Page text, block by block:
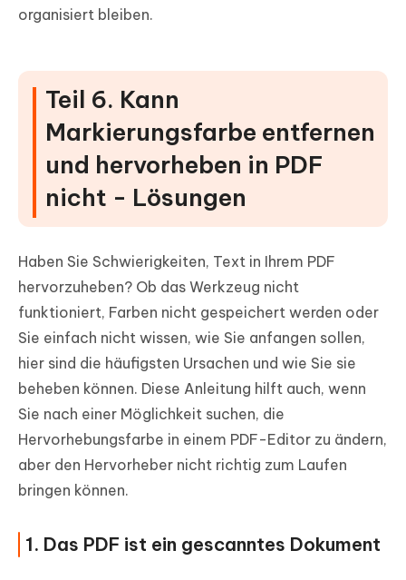
organisiert bleiben.
Teil 6. Kann
Markierungsfarbe entfernen
und hervorheben in PDF
nicht - Lösungen
Haben Sie Schwierigkeiten, Text in Ihrem PDF
hervorzuheben? Ob das Werkzeug nicht
funktioniert, Farben nicht gespeichert werden oder
Sie einfach nicht wissen, wie Sie anfangen sollen,
hier sind die häufigsten Ursachen und wie Sie sie
beheben können. Diese Anleitung hilft auch, wenn
Sie nach einer Möglichkeit suchen, die
Hervorhebungsfarbe in einem PDF-Editor zu ändern,
aber den Hervorheber nicht richtig zum Laufen
bringen können.
1. Das PDF ist ein gescanntes Dokument